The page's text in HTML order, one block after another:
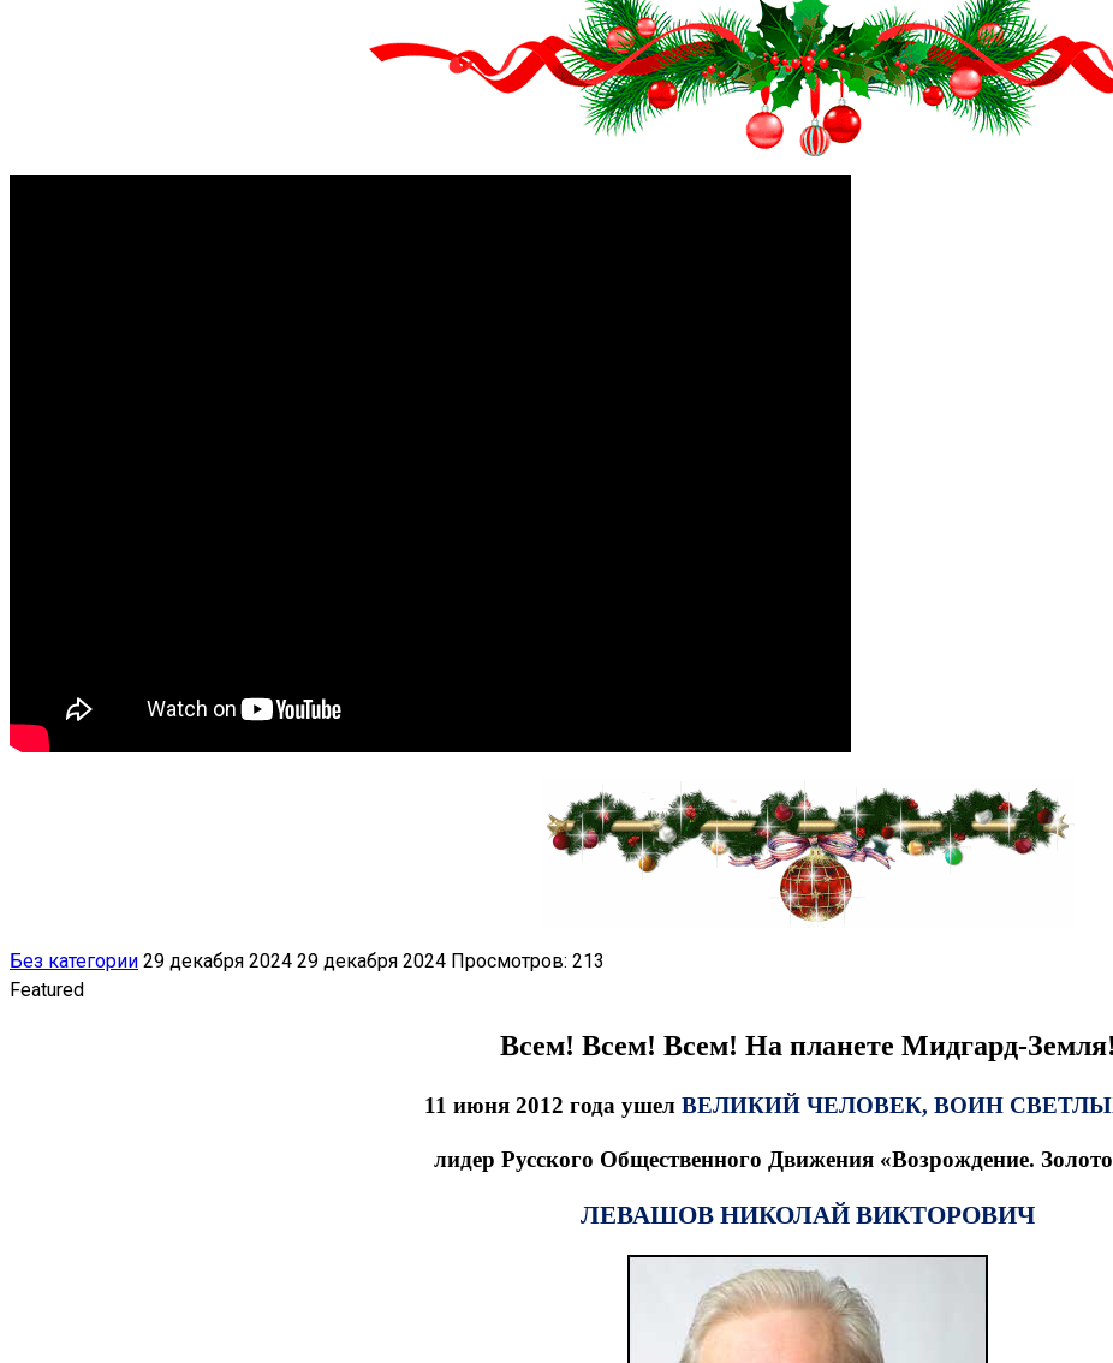
Без категории 29 декабря 2024 29 декабря 2024 Просмотров: 213
Featured
Всем! Всем! Всем! На планете Мидгард-Земля!
11 июня 2012 года ушел ВЕЛИКИЙ ЧЕЛОВЕК, ВОИН
лидер Русского Общественного Движения «Возрождение.
ЛЕВАШОВ НИКОЛАЙ ВИКТОРОВИЧ